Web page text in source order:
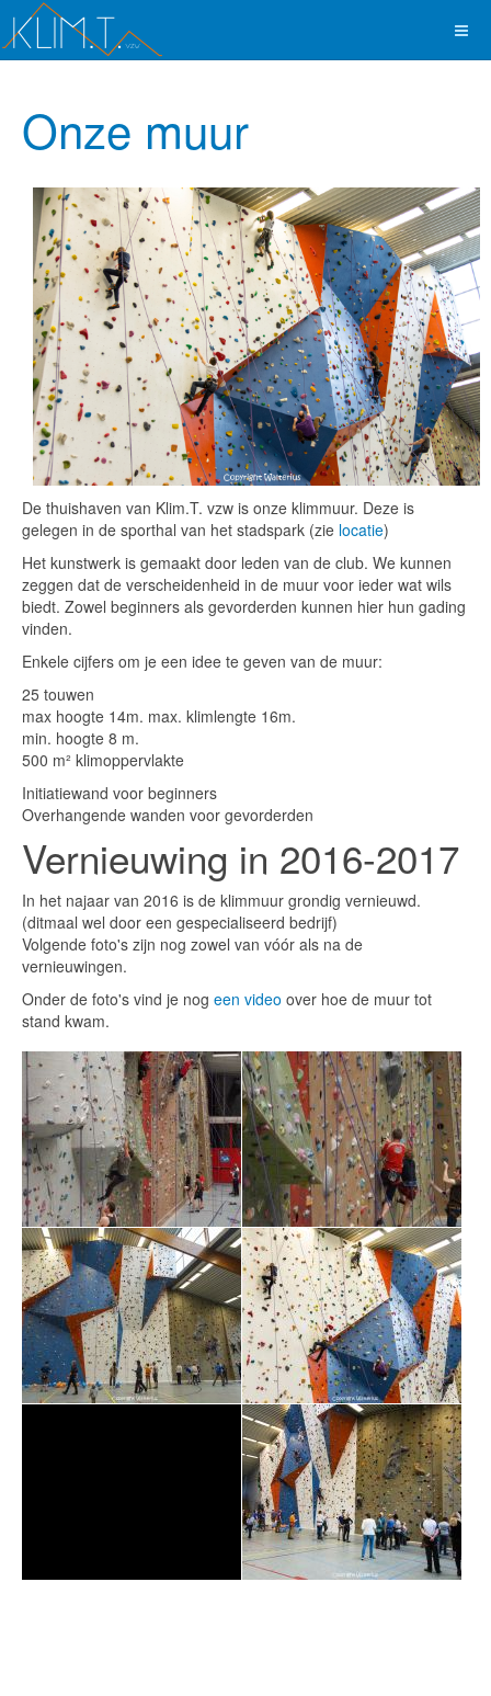
Onze muur
De thuishaven van Klim.T. vzw is onze klimmuur. Deze is
gelegen in de sporthal van het stadspark (zie locatie)
Het kunstwerk is gemaakt door leden van de club. We kunnen
zeggen dat de verscheidenheid in de muur voor ieder wat wils
biedt. Zowel beginners als gevorderden kunnen hier hun gading
vinden.
Enkele cijfers om je een idee te geven van de muur:
25 touwen
max hoogte 14m. max. klimlengte 16m.
min. hoogte 8 m.
500 m² klimoppervlakte
Initiatiewand voor beginners
Overhangende wanden voor gevorderden
Vernieuwing in 2016-2017
In het najaar van 2016 is de klimmuur grondig vernieuwd.
(ditmaal wel door een gespecialiseerd bedrijf)
Volgende foto's zijn nog zowel van vóór als na de
vernieuwingen.
Onder de foto's vind je nog een video over hoe de muur tot
stand kwam.